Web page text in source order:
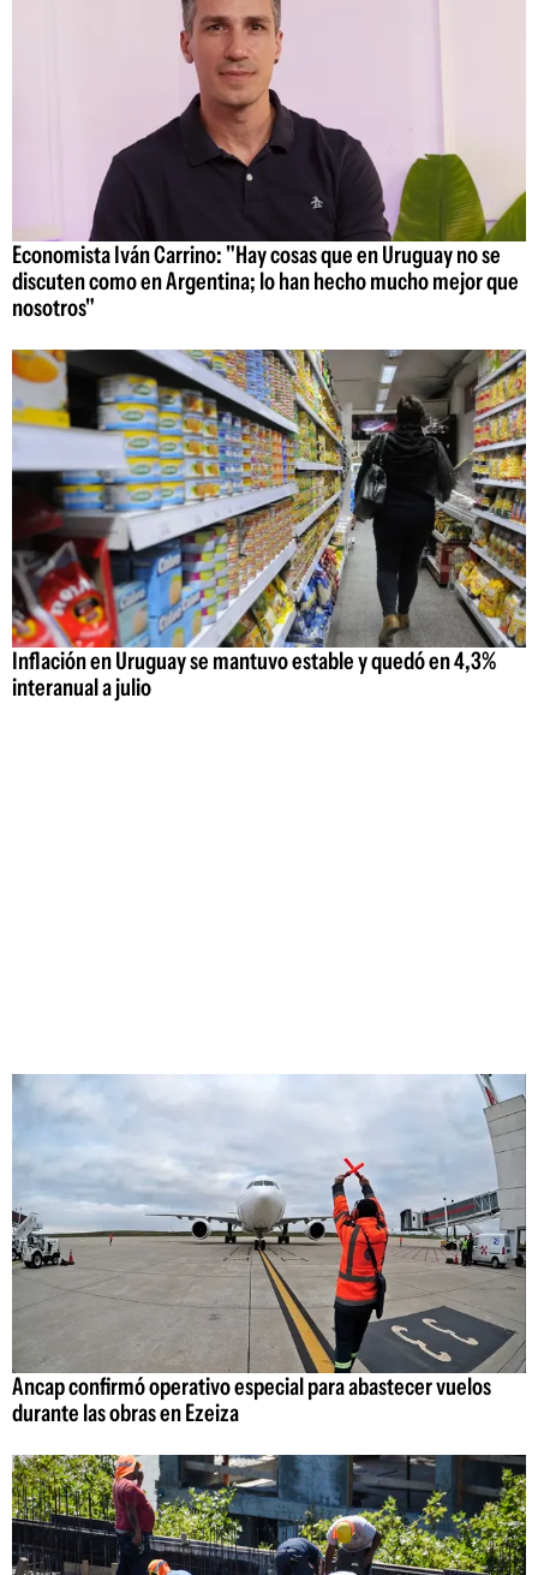
Economista Iván Carrino: "Hay cosas que en Uruguay no se
discuten como en Argentina; lo han hecho mucho mejor que
nosotros"
Inflación en Uruguay se mantuvo estable y quedó en 4,3%
interanual a julio
Ancap confirmó operativo especial para abastecer vuelos
durante las obras en Ezeiza